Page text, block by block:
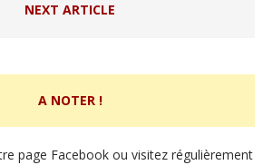
NEXT ARTICLE
A NOTER !
page Facebook ou visitez régulièrement